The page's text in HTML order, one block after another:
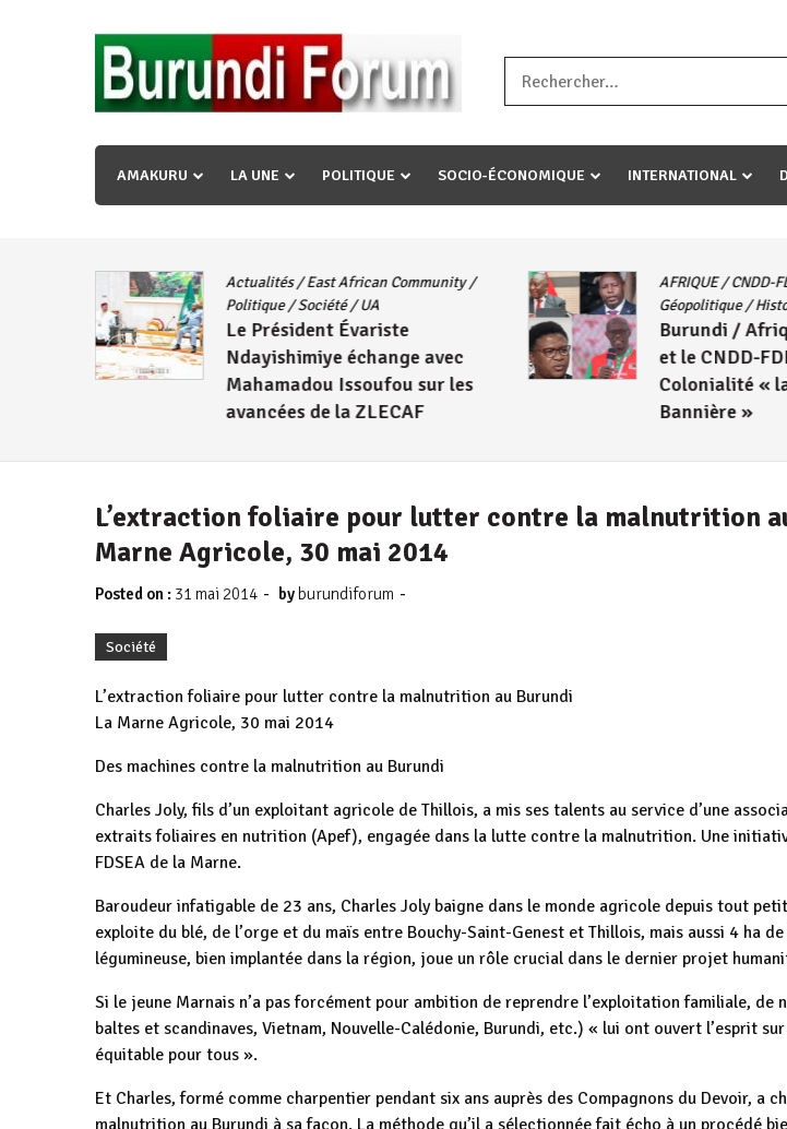
« Ingorane si ugupfa , ingorane ni ugupfa nabi ,gupfa ataco umariye umuryango wawe
uzopfire neza umuryango n’igihugu cakwibarutse ? »
AMAKURU LA UNE POLITIQUE SOCIO-ÉCONOMIQUE INTERNATIONAL
Actualités/East African Community/
Politique/Société/UA
Le Président Évariste
Ndayishimiye échange avec
Mahamadou Issoufou sur les
avancées de la ZLECAF
AFRIQUE/CNDD-
Géopolitique/
Burundi /
et le CNDD-
Colonialité «
Bannière »
L’extraction foliaire pour lutter contre la malnutrition
Marne Agricole, 30 mai 2014
Posted on : 31 mai 2014 - by burundiforum -
Société
L’extraction foliaire pour lutter contre la malnutrition au Burundi
La Marne Agricole, 30 mai 2014
Des machines contre la malnutrition au Burundi
Charles Joly, fils d’un exploitant agricole de Thillois, a mis ses talents au service d’une
extraits foliaires en nutrition (Apef), engagée dans la lutte contre la malnutrition. Une
FDSEA de la Marne.
Baroudeur infatigable de 23 ans, Charles Joly baigne dans le monde agricole depuis tout
exploite du blé, de l’orge et du maïs entre Bouchy-Saint-Genest et Thillois, mais aussi 4 ha
légumineuse, bien implantée dans la région, joue un rôle crucial dans le dernier projet
Si le jeune Marnais n’a pas forcément pour ambition de reprendre l’exploitation familiale, de
baltes et scandinaves, Vietnam, Nouvelle-Calédonie, Burundi, etc.) « lui ont ouvert l’esprit sur
équitable pour tous ».
Et Charles, formé comme charpentier pendant six ans auprès des Compagnons du Devoir, a
malnutrition au Burundi à sa façon. La méthode qu’il a sélectionnée fait écho à un procédé